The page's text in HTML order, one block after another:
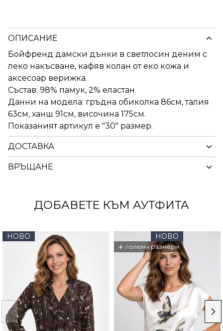
ОПИСАНИЕ
Бойфренд дамски дънки в светлосин деним с
леко накъсване, кафяв колан от еко кожа и
аксесоар верижка.
Състав: 98% памук, 2% еластан
Данни на модела: гръдна обиколка 86см, талия
63см, ханш 91см, височина 175см.
Показаният артикул е "30" размер.
ДОСТАВКА
ВРЪЩАНЕ
ДОБАВЕТЕ КЪМ АУТФИТА
НОВО НОВО
+ големи размери